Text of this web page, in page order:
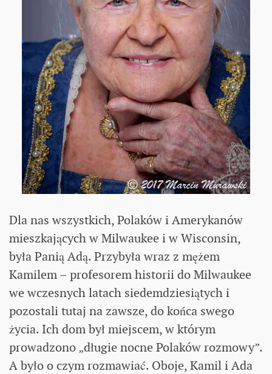
Dla nas wszystkich, Polaków i Amerykanów
mieszkających w Milwaukee i w Wisconsin,
była Panią Adą. Przybyła wraz z mężem
Kamilem – profesorem historii do Milwaukee
we wczesnych latach siedemdziesiątych i
pozostali tutaj na zawsze, do końca swego
życia. Ich dom był miejscem, w którym
prowadzono „długie nocne Polaków rozmowy”.
A było o czym rozmawiać. Oboje, Kamil i Ada